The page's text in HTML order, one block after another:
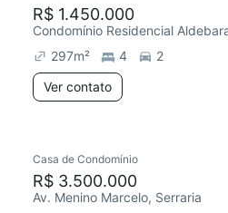
R$ 1.450.000
297m² 4
2
Ver contato
Casa de Condomínio
R$ 3.500.000
Av. Menino Marcelo, Serraria